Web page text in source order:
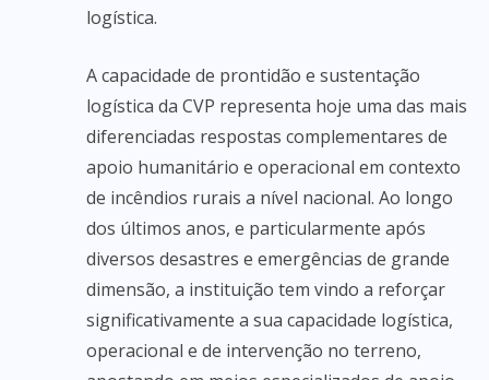
logística.
A capacidade de prontidão e sustentação
logística da CVP representa hoje uma das mais
diferenciadas respostas complementares de
apoio humanitário e operacional em contexto
de incêndios rurais a nível nacional. Ao longo
dos últimos anos, e particularmente após
diversos desastres e emergências de grande
dimensão, a instituição tem vindo a reforçar
significativamente a sua capacidade logística,
operacional e de intervenção no terreno,